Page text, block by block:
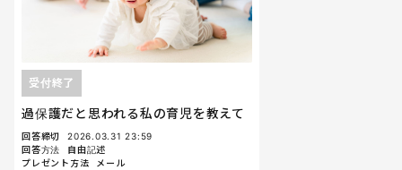
過保護だと思われる私の育児を教えて
受付終了
回答締切
2026.03.31 23:59
回答方法
自由記述
プレゼント方法
メール